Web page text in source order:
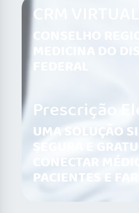
CRM VIRTUAL
CONSELHO
MEDICINA DO
Prescrição
UMA SOLUÇÃO
SEGURA E
CONECTAR
PACIENTES E